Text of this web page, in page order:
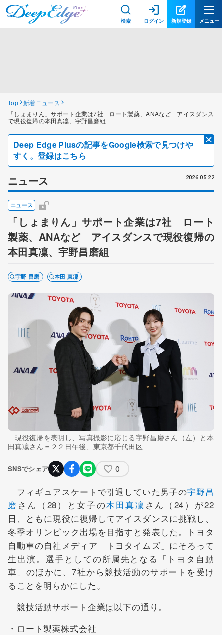
検索 ログイン 新規登録 メニュー
Top 新着ニュース
「しょまりん」サポート企業は7社 ロート製薬、ANAなど アイスダンス
で現役復帰の本田真凜、宇野昌磨組
Deep Edge Plusの記事をGoogle検索で見つけや
すく。登録はこちら
ニュース 2026.05.22
ニュース
「しょまりん」サポート企業は7社 ロート
製薬、ANAなど アイスダンスで現役復帰の
本田真凜、宇野昌磨組
宇野 昌磨 本田 真凜
現役復帰を表明し、写真撮影に応じる宇野昌磨さん（左）と本
田真凜さん＝２２日午後、東京都千代田区
SNSでシェア 0
フィギュアスケートで引退していた男子の宇野昌
磨 さん（28）と女子の本田真凜 さん（24）が22
日、ともに現役に復帰してアイスダンスに挑戦し、
冬季オリンピック出場を目指すと発表した。トヨタ
自動車の自社メディア「トヨタイムズ」にそろって
生出演。選手としての所属先となる「トヨタ自動
車」のほかに、7社から競技活動のサポートを受け
ることを明らかにした。
競技活動サポート企業は以下の通り。
・ロート製薬株式会社